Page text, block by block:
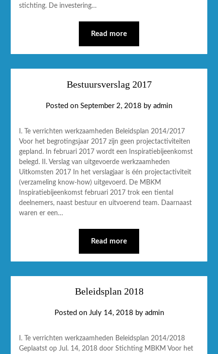
stichting. De investering…
Read more
Bestuursverslag 2017
Posted on September 2, 2018 by admin
I. Te verrichten werkzaamheden Beleidsplan 2014/2017
Voor het begrotingsjaar 2017 zijn geen projectactiviteiten
gepland. In februari 2017 wordt een Inspiratiebijeenkomst
belegd. II. Verslag van uitgevoerde werkzaamheden
Uitkomsten 2017 In het verslagjaar is één projectactiviteit
(verzameling know-how) uitgevoerd. De MBKM
Inspiratiebijeenkomst februari 2017 trok een tiental
deelnemers, naast bestuur en uitvoerend team. Daarnaast
waren er een…
Read more
Beleidsplan 2018
Posted on July 14, 2018 by admin
I. Te verrichten werkzaamheden Beleidsplan 2014/2018
Geplaatst op Jul. 14, 2018 door Stichting MBKM Voor het